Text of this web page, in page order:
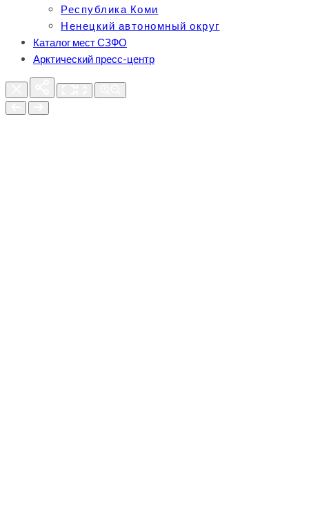
Республика Коми
Ненецкий автономный округ
Каталог мест СЗФО
Арктический пресс-центр